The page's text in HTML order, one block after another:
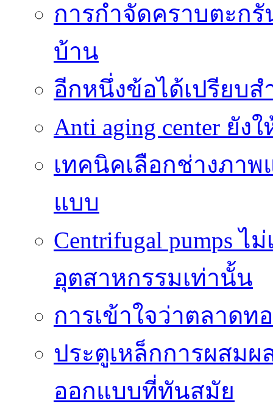
การกำจัดคราบตะก
บ้าน
อีกหนึ่งข้อได้เปรียบส
Anti aging center ยั
เทคนิคเลือกช่างภา
แบบ
Centrifugal pumps
อุตสาหกรรมเท่านั้น
การเข้าใจว่าตลาดท
ประตูเหล็กการผสม
ออกแบบที่ทันสมัย